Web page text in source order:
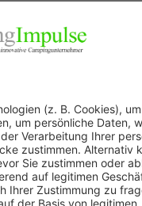
über 600
Wir veranstalten
begrüßen jährlich etwa
Davon profitieren
Unternehmen. Unser
Stellt ein
nur eine
Erfahrung aus
Wir haben